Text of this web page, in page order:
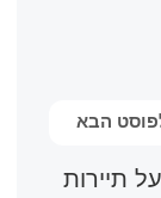
הבא
תיירות